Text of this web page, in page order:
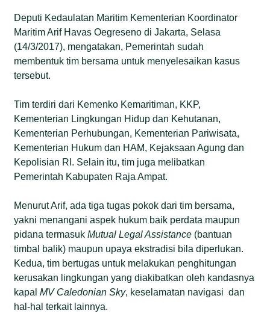
Deputi Kedaulatan Maritim Kementerian Koordinator
Maritim Arif Havas Oegreseno di Jakarta, Selasa
(14/3/2017), mengatakan, Pemerintah sudah
membentuk tim bersama untuk menyelesaikan kasus
tersebut.
Tim terdiri dari Kemenko Kemaritiman, KKP,
Kementerian Lingkungan Hidup dan Kehutanan,
Kementerian Perhubungan, Kementerian Pariwisata,
Kementerian Hukum dan HAM, Kejaksaan Agung dan
Kepolisian RI. Selain itu, tim juga melibatkan
Pemerintah Kabupaten Raja Ampat.
Menurut Arif, ada tiga tugas pokok dari tim bersama,
yakni menangani aspek hukum baik perdata maupun
pidana termasukMutual Legal Assistance (bantuan
timbal balik) maupun upaya ekstradisi bila diperlukan.
Kedua, tim bertugas untuk melakukan penghitungan
kerusakan lingkungan yang diakibatkan oleh kandasnya
kapalMV Caledonian Sky, keselamatan navigasi dan
hal-hal terkait lainnya.